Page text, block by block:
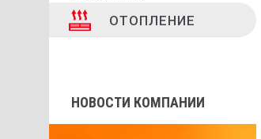
ОТОПЛЕНИЕ
НОВОСТИ КОМПАНИИ